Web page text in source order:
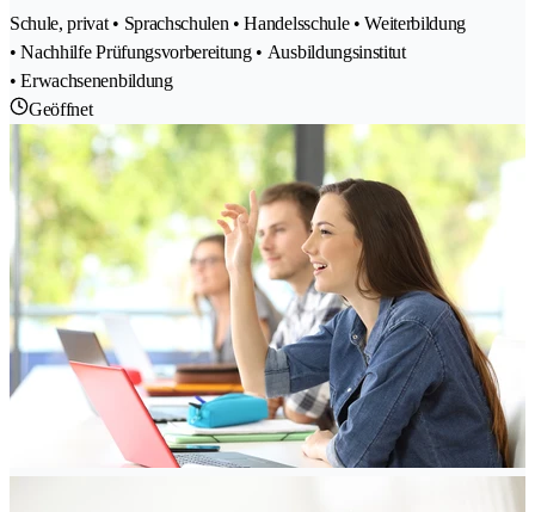
Schule, privat • Sprachschulen • Handelsschule • Weiterbildung
• Nachhilfe Prüfungsvorbereitung • Ausbildungsinstitut
• Erwachsenenbildung
Geöffnet